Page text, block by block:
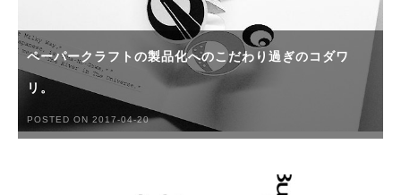
ペーパークラフトの製品化へのこだわり過ぎのコダワ
リ。
POSTED ON 2017-04-20